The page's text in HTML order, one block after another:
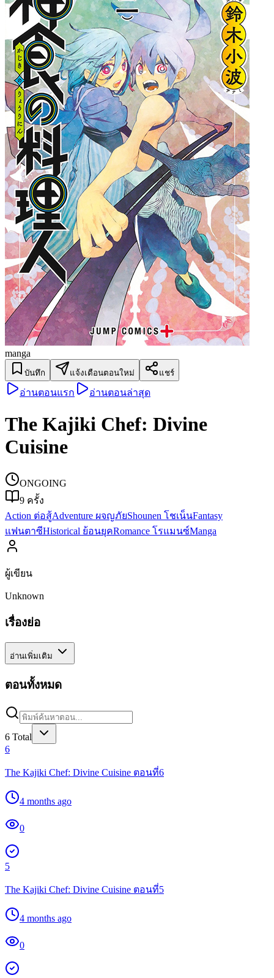
manga
บันทึก แจ้งเตือนตอนใหม่ แชร์
อ่านตอนแรก อ่านตอนล่าสุด
The Kajiki Chef: Divine
Cuisine
ONGOING
9 ครั้ง
Action ต่อสู้Adventure ผจญภัยShounen โชเน็นFantasy
แฟนตาซีHistorical ย้อนยุคRomance โรแมนซ์Manga
ผู้เขียน
Unknown
เรื่องย่อ
อ่านเพิ่มเติม
ตอนทั้งหมด
6 Total
6
The Kajiki Chef: Divine Cuisine ตอนที่6
4 months ago
0
5
The Kajiki Chef: Divine Cuisine ตอนที่5
4 months ago
0